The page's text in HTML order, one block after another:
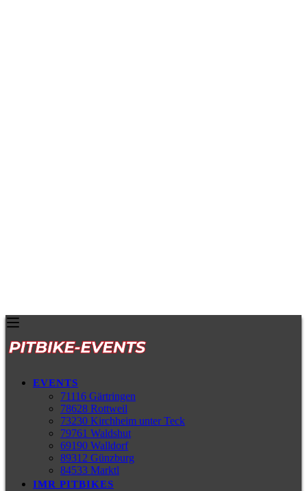
EVENTS
71116 Gärtringen
78628 Rottweil
73230 Kirchheim unter Teck
79761 Waldshut
69190 Walldorf
89312 Günzburg
84533 Marktl
IMR PITBIKES